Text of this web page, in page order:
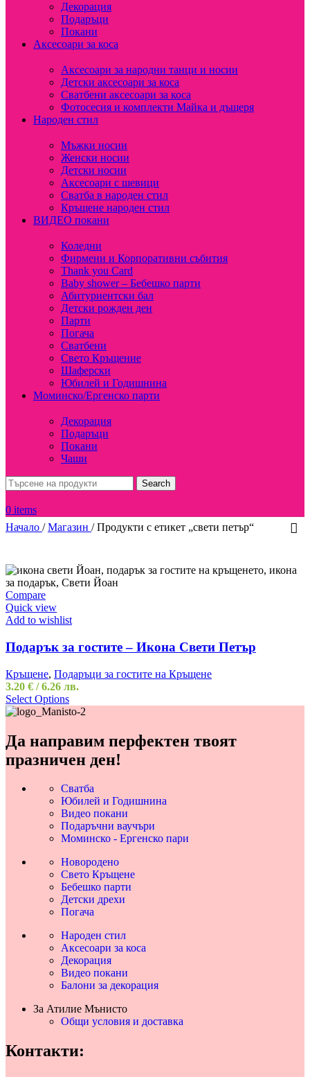
Декорация
Подаръци
Покани
Аксесоари за коса
Аксесоари за народни танци и носии
Детски аксесоари за коса
Сватбени аксесоари за коса
Фотосесия и комплекти Майка и дъщеря
Народен стил
Мъжки носии
Женски носии
Детски носии
Аксесоари с шевици
Сватба в народен стил
Кръщене народен стил
ВИДЕО покани
Коледни
Фирмени и Корпоративни събития
Thank you Card
Baby shower – Бебешко парти
Абитуриентски бал
Детски рожден ден
Парти
Погача
Сватбени
Свето Кръщение
Шаферски
Юбилей и Годишнина
Моминско/Ергенско парти
Декорация
Подаръци
Покани
Чаши
Search
0 items
Начало / Магазин / Продукти с етикет „свети петър“
Compare
Quick view
Add to wishlist
Подарък за гостите – Икона Свети Петър
Кръщене, Подаръци за гостите на Кръщене
3.20 € / 6.26 лв.
Select Options
Да направим перфектен твоят
празничен ден!
Сватба
Юбилей и Годишнина
Видео покани
Подаръчни ваучъри
Моминско - Ергенско пари
Новородено
Свето Кръщене
Бебешко парти
Детски дрехи
Погача
Народен стил
Аксесоари за коса
Декорация
Видео покани
Балони за декорация
За Атилие Мънисто
Общи условия и доставка
Контакти: